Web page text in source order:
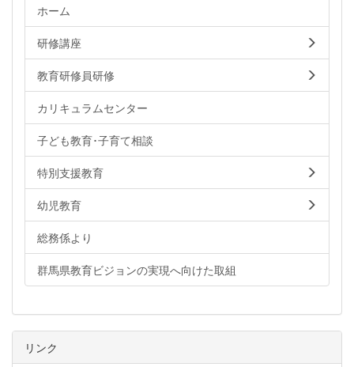
ホーム
研修講座
教育研修員研修
カリキュラムセンター
子ども教育･子育て相談
特別支援教育
幼児教育
総務係より
群馬県教育ビジョンの実現へ向けた取組
リンク